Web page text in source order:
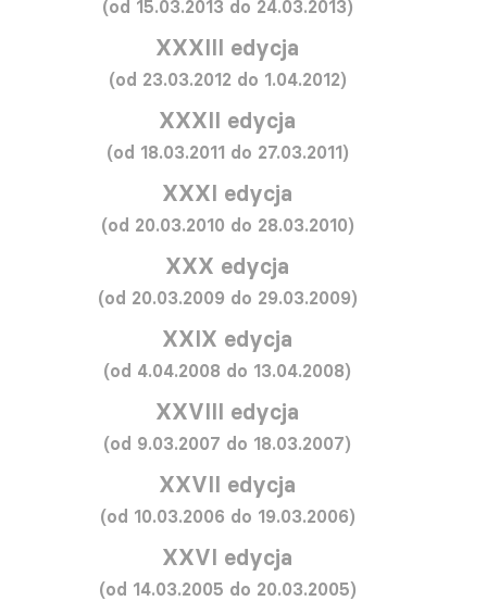
(od 15.03.2013 do 24.03.2013)
XXXIII edycja
(od 23.03.2012 do 1.04.2012)
XXXII edycja
(od 18.03.2011 do 27.03.2011)
XXXI edycja
(od 20.03.2010 do 28.03.2010)
XXX edycja
(od 20.03.2009 do 29.03.2009)
XXIX edycja
(od 4.04.2008 do 13.04.2008)
XXVIII edycja
(od 9.03.2007 do 18.03.2007)
XXVII edycja
(od 10.03.2006 do 19.03.2006)
XXVI edycja
(od 14.03.2005 do 20.03.2005)